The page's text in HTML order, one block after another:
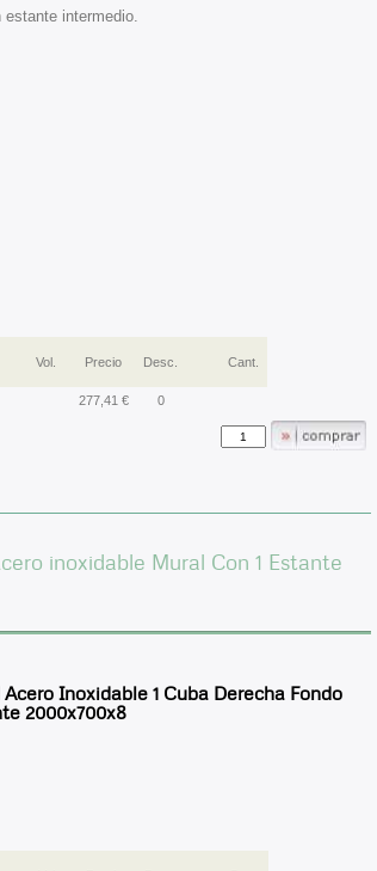
intermedio.
Vol. Precio Desc. Cant.
277,41 € 0
inoxidable Mural Con 1 Estante
Inoxidable 1 Cuba Derecha Fondo
2000x700x8